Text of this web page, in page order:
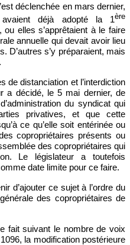
déclenchée en mars dernier,
déjà adopté la 1ère
elles s’apprêtaient à le faire
annuelle qui devait avoir lieu
D’autres s’y préparaient, mais
de distanciation et l’interdiction
a décidé, le 5 mai dernier, de
du syndicat qui
privatives, et que cette
ce qu’elle soit entérinée ou
copropriétaires présents ou
des copropriétaires qui
Le législateur a toutefois
date limite pour ce faire.
d’ajouter ce sujet à l’ordre du
des copropriétaires de
fait suivant le nombre de voix
la modification postérieure